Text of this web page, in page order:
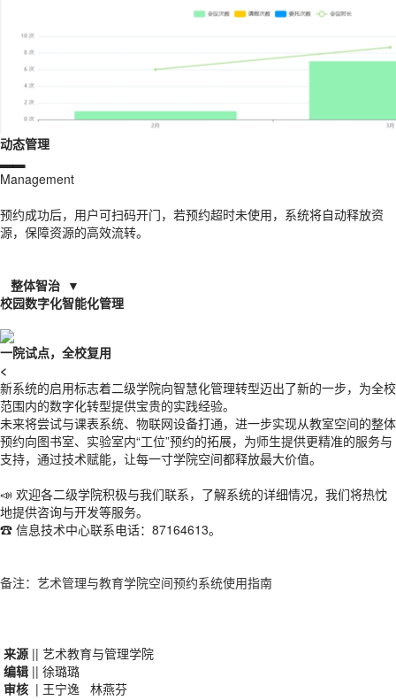
动态管理
▂▂
Management
预约成功后，用户可扫码开门，若预约超时未使用，系统将自动释放资
源，保障资源的高效流转。
整体智治 ▼
校园数字化智能化管理
一院试点，全校复用
<
新系统的启用标志着二级学院向智慧化管理转型迈出了新的一步，为全校
范围内的数字化转型提供宝贵的实践经验。
未来将尝试与课表系统、物联网设备打通，进一步实现从教室空间的整体
预约向图书室、实验室内“工位”预约的拓展，为师生提供更精准的服务与
支持，通过技术赋能，让每一寸学院空间都释放最大价值。
📣 欢迎各二级学院积极与我们联系，了解系统的详细情况，我们将热忱
地提供咨询与开发等服务。
☎ 信息技术中心联系电话：87164613。
备注：艺术管理与教育学院空间预约系统使用指南
来源 || 艺术教育与管理学院
编辑 || 徐璐璐
审核 | 王宁逸 林燕芬